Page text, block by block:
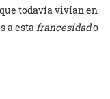
que todavía vivían en
a estafrancesidado